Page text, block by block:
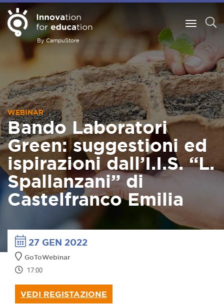
By CampuStore
WEBINAR
Bando Laboratori
Green: suggestioni ed
ispirazioni dall’I.I.S. “L.
Spallanzani” di
Castelfranco Emilia
27 GEN 2022
GoToWebinar
17:00
VEDI REGISTAZIONE